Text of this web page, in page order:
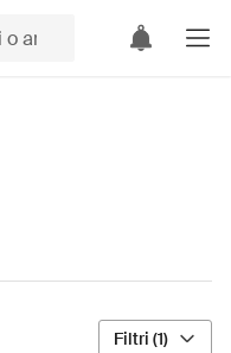
Filtri (1)